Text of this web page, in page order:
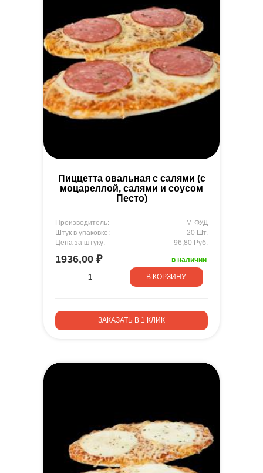
Пиццетта овальная с салями (с
моцареллой, салями и соусом
Песто)
Производитель:
М-ФУД
Штук в упаковке:
20 Шт.
Цена за штуку:
96,80 Руб.
1936,00 ₽ в наличии
В КОРЗИНУ
ЗАКАЗАТЬ В 1 КЛИК